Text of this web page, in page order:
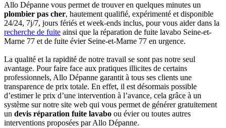
Allo Dépanne vous permet de trouver en quelques minutes un
plombier pas cher, hautement qualifié, expérimenté et disponible
24/24, 7j/7, jours fériés et week-ends inclus, pour vous aider dans la
recherche de fuite ainsi que la réparation de fuite lavabo Seine-et-
Marne 77 et de fuite évier Seine-et-Marne 77 en urgence.
La qualité et la rapidité de notre travail se sont pas notre seul
avantage. Pour faire face aux pratiques illicites de certains
professionnels, Allo Dépanne garantit à tous ses clients une
transparence de prix totale. En effet, il est désormais possible
d’estimer le prix d’une intervention à l’avance, cela grâce à un
système sur notre site web qui vous permet de générer gratuitement
un devis réparation fuite lavabo ou évier ou toutes autres
interventions proposées par Allo Dépanne.